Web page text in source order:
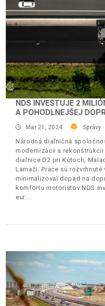
NDS INVESTUJE 2
A POHODLNEJŠEJ
Mar 21, 2024 Správy
Národná diaľničná
modernizácii a
diaľnice D2 pri Kútoch,
Lamači. Práce sú rozvrhnuté
minimalizoval dopad na
komfortu motoristov NDS
eur.